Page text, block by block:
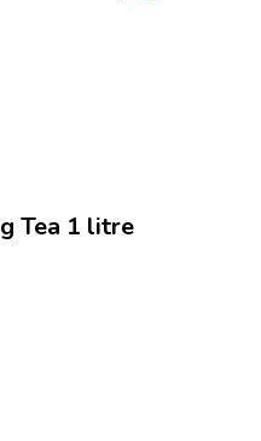
Tea 1 litre